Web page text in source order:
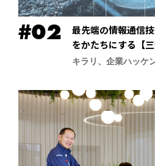
最先端の情報通信
をかたちにする【
術総合研究所】
キラリ、企業ハッケ